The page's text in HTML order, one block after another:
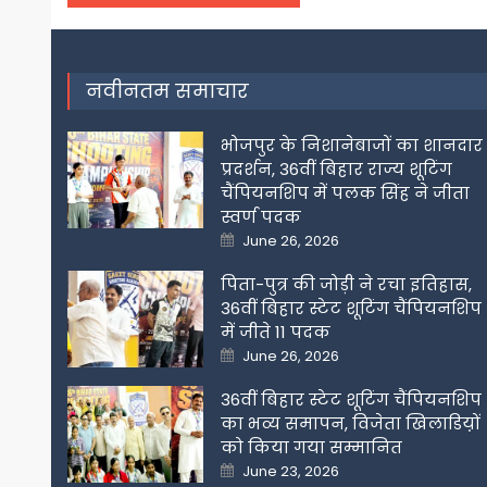
navigation
नवीनतम समाचार
भोजपुर के निशानेबाजों का शानदार
प्रदर्शन, 36वीं बिहार राज्य शूटिंग
चैंपियनशिप में पलक सिंह ने जीता
स्वर्ण पदक
Posted
on
June 26, 2026
पिता-पुत्र की जोड़ी ने रचा इतिहास,
36वीं बिहार स्टेट शूटिंग चैंपियनशिप
में जीते 11 पदक
Posted
on
June 26, 2026
36वीं बिहार स्टेट शूटिंग चैंपियनशिप
का भव्य समापन, विजेता खिलाडिय़ों
को किया गया सम्मानित
Posted
on
June 23, 2026